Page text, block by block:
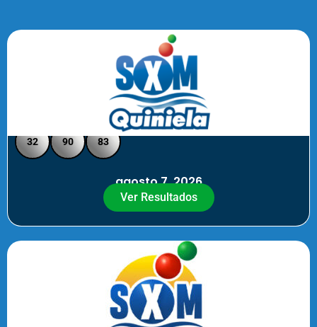
Quiniela SXM - Medio Día
32 90 83
agosto 7, 2026
Ver Resultados